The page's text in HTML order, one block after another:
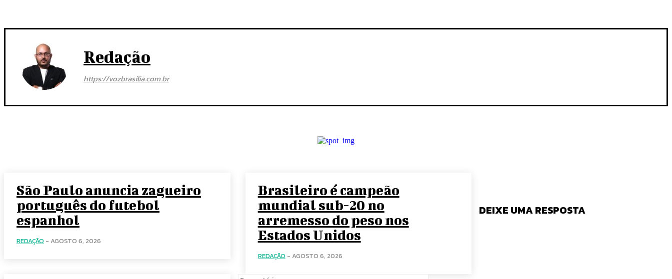
Redação
https://vozbrasilia.com.br
São Paulo anuncia zagueiro
português do futebol
espanhol
REDAÇÃO - AGOSTO 6, 2026
Brasileiro é campeão
mundial sub-20 no
arremesso do peso nos
Estados Unidos
REDAÇÃO - AGOSTO 6, 2026
DEIXE UMA RESPOSTA